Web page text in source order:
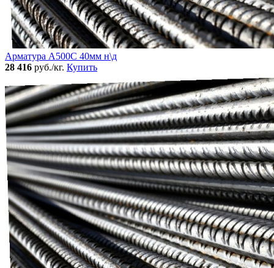
Арматура А500С 40мм н\д
28 416 руб./кг. Купить